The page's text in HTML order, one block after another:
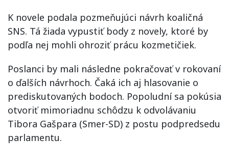
K novele podala pozmeňujúci návrh koaličná
SNS. Tá žiada vypustiť body z novely, ktoré by
podľa nej mohli ohroziť prácu kozmetičiek.
Poslanci by mali následne pokračovať v rokovaní
o ďalších návrhoch. Čaká ich aj hlasovanie o
prediskutovaných bodoch. Popoludní sa pokúsia
otvoriť mimoriadnu schôdzu k odvolávaniu
Tibora Gašpara (Smer-SD) z postu podpredsedu
parlamentu.